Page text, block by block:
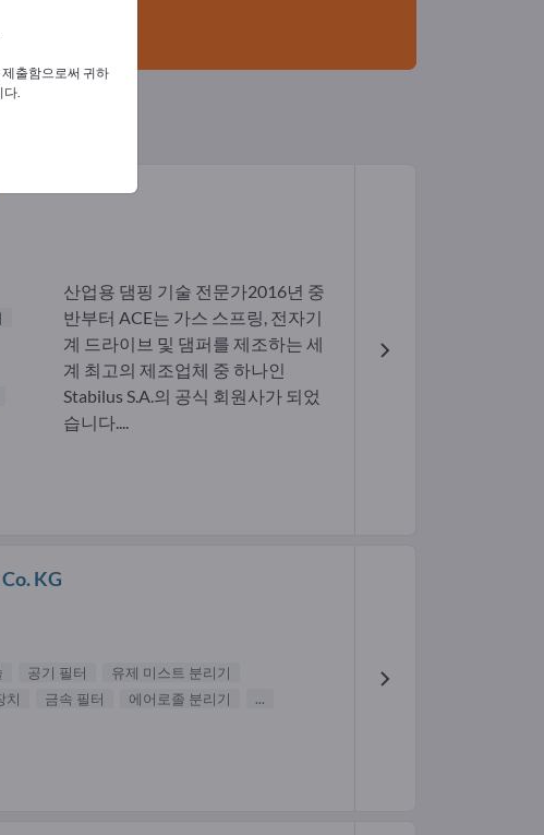
산업용 댐핑 기술 전문가2016년 중
반부터 ACE는 가스 스프링, 전자기
계 드라이브 및 댐퍼를 제조하는 세
계 최고의 제조업체 중 하나인
Stabilus S.A.의 공식 회원사가 되었
습니다....
KG
공기 필터
유제 미스트 분리기
치 금속 필터 에어로졸 분리기 ...
출함으로써 귀하
다.